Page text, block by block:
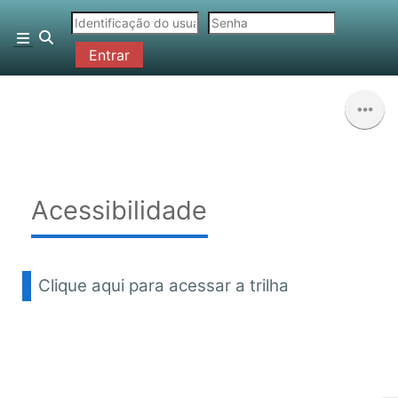
Painel lateral
Alternar entrada de pesquisa
Entrar
Acessibilidade
Clique aqui para acessar a trilha